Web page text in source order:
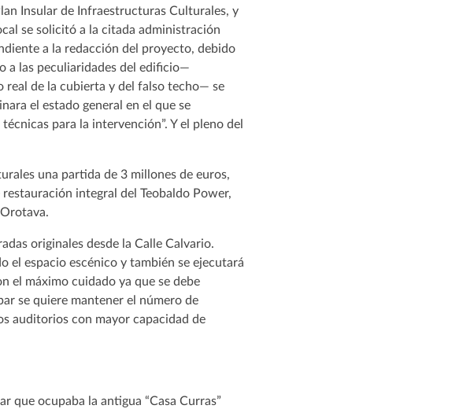
Insular de Infraestructuras Culturales, y
se solicitó a la citada administración
a la redacción del proyecto, debido
a las peculiaridades del edificio—
real de la cubierta y del falso techo— se
el estado general en el que se
para la intervención”. Y el pleno del
una partida de 3 millones de euros,
integral del Teobaldo Power,
originales desde la Calle Calvario.
el espacio escénico y también se ejecutará
el máximo cuidado ya que se debe
se quiere mantener el número de
auditorios con mayor capacidad de
que ocupaba la antigua “Casa Curras”